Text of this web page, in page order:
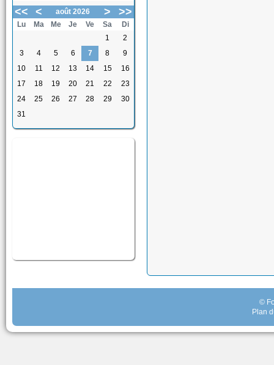
<< < août 2026 > >>
Lu Ma Me Je Ve Sa
Di
1
2
3
4 5 6 7 8
9
10
11 12 13 14 15
16
17
18 19 20 21 22
23
24
25 26 27 28 29
30
31
©
Plan